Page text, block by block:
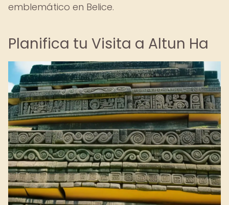
emblemático en Belice.
Planifica tu Visita a Altun Ha